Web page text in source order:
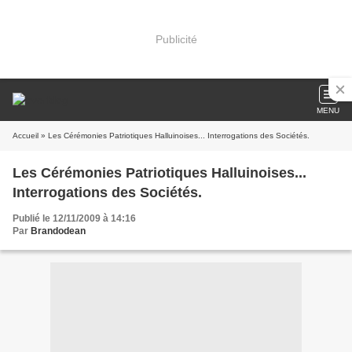
Publicité
MENU
Accueil » Les Cérémonies Patriotiques Halluinoises... Interrogations des Sociétés.
Les Cérémonies Patriotiques Halluinoises...
Interrogations des Sociétés.
Publié le 12/11/2009 à 14:16
Par Brandodean